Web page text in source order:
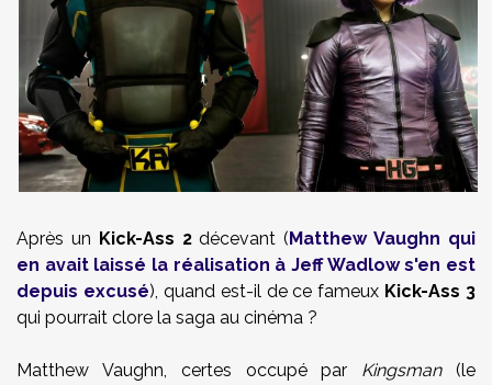
Après un Kick-Ass 2décevant ( Matthew Vaughn qui
en avait laissé la réalisation à Jeff Wadlow s'en est
depuis excusé), quand est-il de ce fameux Kick-Ass 3
qui pourrait clore la saga au cinéma ?
Matthew Vaughn, certes occupé par Kingsman(le